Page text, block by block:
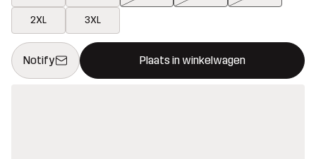
2XL 3XL
Notify Plaats in winkelwagen
Deze knop opent een modal met de bevestiging van een
{{size}} niet beschikbaar